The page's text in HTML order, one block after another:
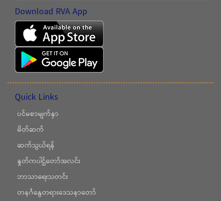
Download RVA App
Quick Links
ပင်မစာမျက်နှာ
မိတ်ဆက်
ဆက်သွယ်ရန်
နှုတ်ကပါဌ်တော်အလင်း
ဘာသာရေးသတင်း
တနင်္ဂနွေတရားဒေသနာတော်